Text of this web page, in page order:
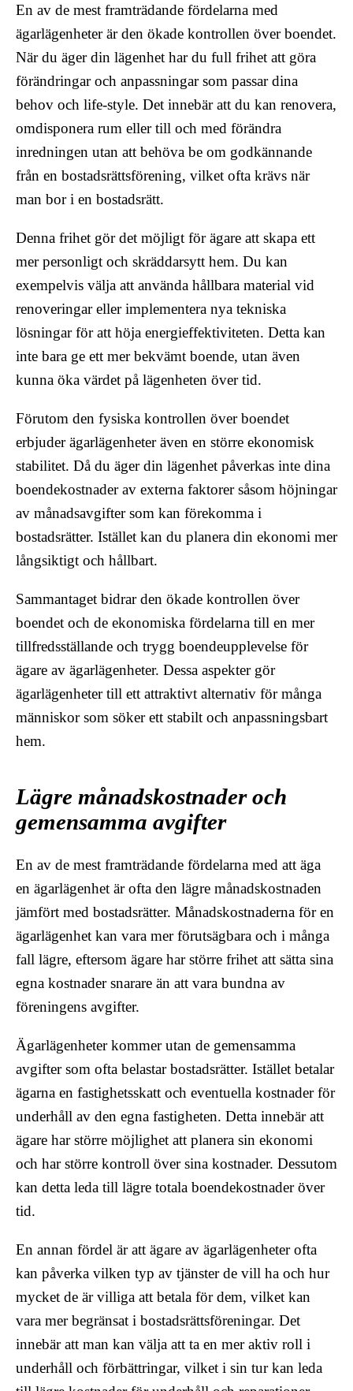
En av de mest framträdande fördelarna med
ägarlägenheter är den ökade kontrollen över boendet.
När du äger din lägenhet har du full frihet att göra
förändringar och anpassningar som passar dina
behov och life-style. Det innebär att du kan renovera,
omdisponera rum eller till och med förändra
inredningen utan att behöva be om godkännande
från en bostadsrättsförening, vilket ofta krävs när
man bor i en bostadsrätt.
Denna frihet gör det möjligt för ägare att skapa ett
mer personligt och skräddarsytt hem. Du kan
exempelvis välja att använda hållbara material vid
renoveringar eller implementera nya tekniska
lösningar för att höja energieffektiviteten. Detta kan
inte bara ge ett mer bekvämt boende, utan även
kunna öka värdet på lägenheten över tid.
Förutom den fysiska kontrollen över boendet
erbjuder ägarlägenheter även en större ekonomisk
stabilitet. Då du äger din lägenhet påverkas inte dina
boendekostnader av externa faktorer såsom höjningar
av månadsavgifter som kan förekomma i
bostadsrätter. Istället kan du planera din ekonomi mer
långsiktigt och hållbart.
Sammantaget bidrar den ökade kontrollen över
boendet och de ekonomiska fördelarna till en mer
tillfredsställande och trygg boendeupplevelse för
ägare av ägarlägenheter. Dessa aspekter gör
ägarlägenheter till ett attraktivt alternativ för många
människor som söker ett stabilt och anpassningsbart
hem.
Lägre månadskostnader och
gemensamma avgifter
En av de mest framträdande fördelarna med att äga
en ägarlägenhet är ofta den lägre månadskostnaden
jämfört med bostadsrätter. Månadskostnaderna för en
ägarlägenhet kan vara mer förutsägbara och i många
fall lägre, eftersom ägare har större frihet att sätta sina
egna kostnader snarare än att vara bundna av
föreningens avgifter.
Ägarlägenheter kommer utan de gemensamma
avgifter som ofta belastar bostadsrätter. Istället betalar
ägarna en fastighetsskatt och eventuella kostnader för
underhåll av den egna fastigheten. Detta innebär att
ägare har större möjlighet att planera sin ekonomi
och har större kontroll över sina kostnader. Dessutom
kan detta leda till lägre totala boendekostnader över
tid.
En annan fördel är att ägare av ägarlägenheter ofta
kan påverka vilken typ av tjänster de vill ha och hur
mycket de är villiga att betala för dem, vilket kan
vara mer begränsat i bostadsrättsföreningar. Det
innebär att man kan välja att ta en mer aktiv roll i
underhåll och förbättringar, vilket i sin tur kan leda